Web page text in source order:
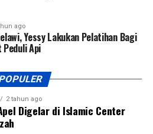
ago
Yessy Lakukan Pelatihan Bagi
Api
2 tahun ago
Digelar di Islamic Center